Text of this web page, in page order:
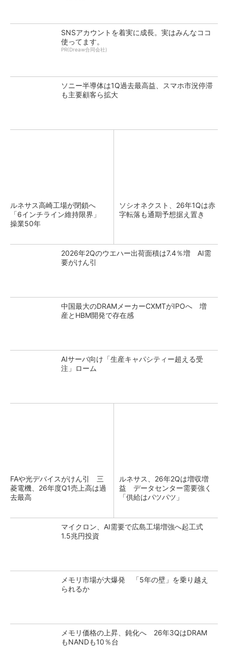
SNSアカウントを着実に成長。実はみんなココ
使ってます。
PR(Dreaw合同会社)
ソニー半導体は1Q過去最高益、スマホ市況停滞
も主要顧客ら拡大
ルネサス高崎工場が閉鎖へ
「6インチライン維持限界」
操業50年
ソシオネクスト、26年1Qは赤
字転落も通期予想据え置き
2026年2Qのウエハー出荷面積は7.4％増 AI需
要がけん引
中国最大のDRAMメーカーCXMTがIPOへ 増
産とHBM開発で存在感
AIサーバ向け「生産キャパシティー超える受
注」ローム
FAや光デバイスがけん引 三
菱電機、26年度Q1売上高は過
去最高
ルネサス、26年2Qは増収増
益 データセンター需要強く
「供給はパツパツ」
マイクロン、AI需要で広島工場増強へ起工式
1.5兆円投資
メモリ市場が大爆発 「5年の壁」を乗り越え
られるか
メモリ価格の上昇、鈍化へ 26年3QはDRAM
もNANDも10％台